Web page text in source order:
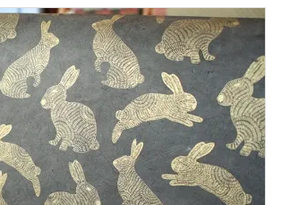
【大判サイズ】オリジナル包装紙 和紙の包装紙
インドのハンドプリントコットン
ペーパー
イギリスのモ
韓国のデザインペーパー 日本のペーパー